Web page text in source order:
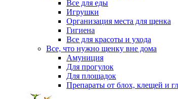
Все для еды
Игрушки
Организация места для щенка
Гигиена
Все для красоты и ухода
Все, что нужно щенку вне дома
Амуниция
Для прогулок
Для площадок
Препараты от блох, клещей и